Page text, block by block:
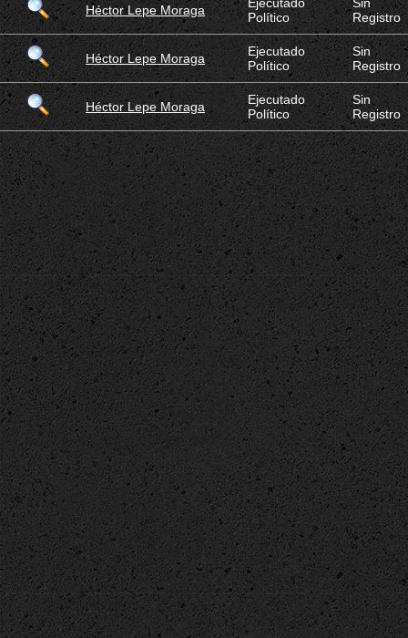
Héctor Lepe Moraga
Político
Registro
Héctor Lepe Moraga
Ejecutado
Político
Sin
Registro
Héctor Lepe Moraga
Ejecutado
Político
Sin
Registro